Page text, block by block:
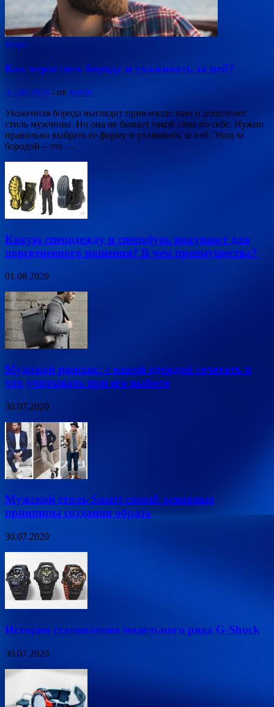
Мода
Как отрастить бороду и ухаживать за ней?
05.08.2020 - от admin
Ухоженная борода выглядит привлекательно и дополняет
стиль мужчины. Но она не бывает такой сама по себе. Нужно
правильно выбрать ее форму и ухаживать за ней. Уход за
бородой – это …
Какую спецодежду и спецобувь покупают для
повседневного ношения? В чем преимущества?
01.08.2020
Мужской рюкзак: с какой одеждой сочетать и
что учитывать при его выборе
30.07.2020
Мужской стиль Smart casual: основные
принципы создания образа
30.07.2020
История становления модельного ряда G-Shock
30.07.2020